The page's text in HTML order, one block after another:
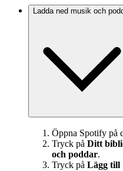
Ladda ned musik och
Öppna Spotify på
Tryck på Ditt
och poddar.
Tryck på Lägg till